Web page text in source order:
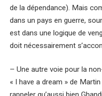
de la dépendance). Mais
dans un pays en guerre,
est dans une logique de
doit nécessairement
– Une autre voie pour la
« I have a dream » de